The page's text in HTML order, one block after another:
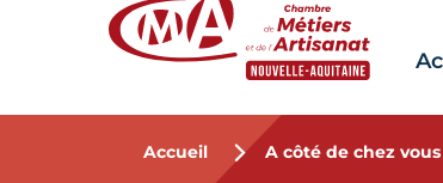
Accueil A côté de chez vous